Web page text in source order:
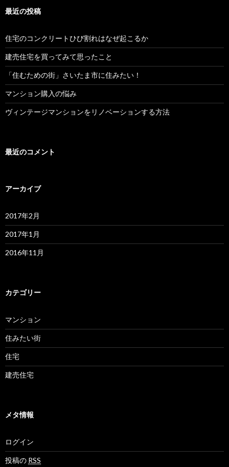
ー
シ
ョ
ン
最近の投稿
住宅のコンクリートひび割れはなぜ起こるか
建売住宅を買ってみて思ったこと
「住むための街」さいたま市に住みたい！
マンション購入の悩み
ヴィンテージマンションをリノベーションする方法
最近のコメント
アーカイブ
2017年2月
2017年1月
2016年11月
カテゴリー
マンション
住みたい街
住宅
建売住宅
メタ情報
ログイン
投稿の RSS